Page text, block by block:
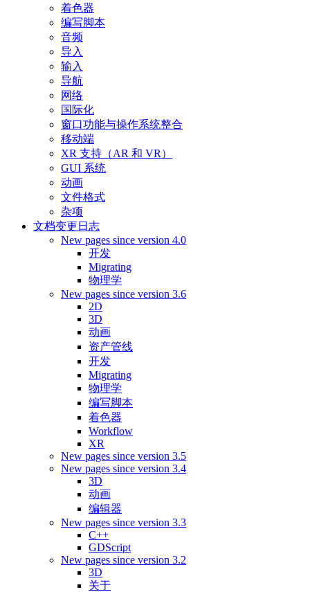
着色器
编写脚本
音频
导入
输入
导航
网络
国际化
窗口功能与操作系统整合
移动端
XR 支持（AR 和 VR）
GUI 系统
动画
文件格式
杂项
文档变更日志
New pages since version 4.0
开发
Migrating
物理学
New pages since version 3.6
2D
3D
动画
资产管线
开发
Migrating
物理学
编写脚本
着色器
Workflow
XR
New pages since version 3.5
New pages since version 3.4
3D
动画
编辑器
New pages since version 3.3
C++
GDScript
New pages since version 3.2
3D
关于